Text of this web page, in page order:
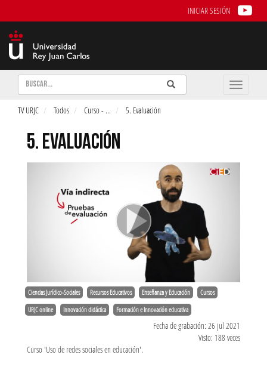
INICIAR SESIÓN
Buscar Enviar
Buscar
Toggle
TV URJC Todos Curso - ... 5. Evaluación
5. EVALUACIÓN
Ciencias Jurídico-Sociales Recursos Educativos Enseñanza y Educación Cursos
URJC online Innovación didáctica Formación e Innovación educativa
Fecha de grabación: 26 jul 2021
Visto: 188 veces
Curso 'Uso de redes sociales en educación'.